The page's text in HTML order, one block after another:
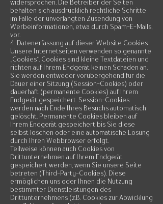
widersprochen. Die Betreiber der Seiten
behalten sich ausdrücklich rechtliche Schritte
im Falle der unverlangten Zusendung von
Werbeinformationen, etwa durch Spam-E-Mails,
vor.
4. Datenerfassung auf dieser Website Cookies
Unsere Internetseiten verwenden so genannte
„Cookies“. Cookies sind kleine Textdateien und
richten auf Ihrem Endgerät keinen Schaden an.
Sie werden entweder vorübergehend für die
Dauer einer Sitzung (Session-Cookies) oder
dauerhaft (permanente Cookies) auf Ihrem
Endgerät gespeichert. Session-Cookies
werden nach Ende Ihres Besuchs automatisch
gelöscht. Permanente Cookies bleiben auf
Ihrem Endgerät gespeichert bis Sie diese
selbst löschen oder eine automatische Lösung
durch Ihren Webbrowser erfolgt.
Teilweise können auch Cookies von
Drittunternehmen auf Ihrem Endgerät
gespeichert werden, wenn Sie unsere Seite
betreten (Third-Party-Cookies). Diese
ermöglichen uns oder Ihnen die Nutzung
bestimmter Dienstleistungen des
Drittunternehmens (z.B. Cookies zur Abwicklung